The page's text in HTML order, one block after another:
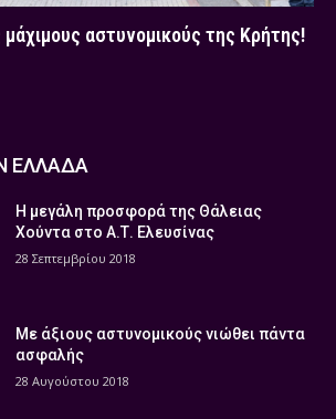
αστυνομικούς της Κρήτης!
ΕΛΛΑΔΑ
Η μεγάλη προσφορά της Θάλειας
Χούντα στο Α.Τ. Ελευσίνας
28 Σεπτεμβρίου 2018
Με άξιους αστυνομικούς νιώθει πάντα
ασφαλής
28 Αυγούστου 2018